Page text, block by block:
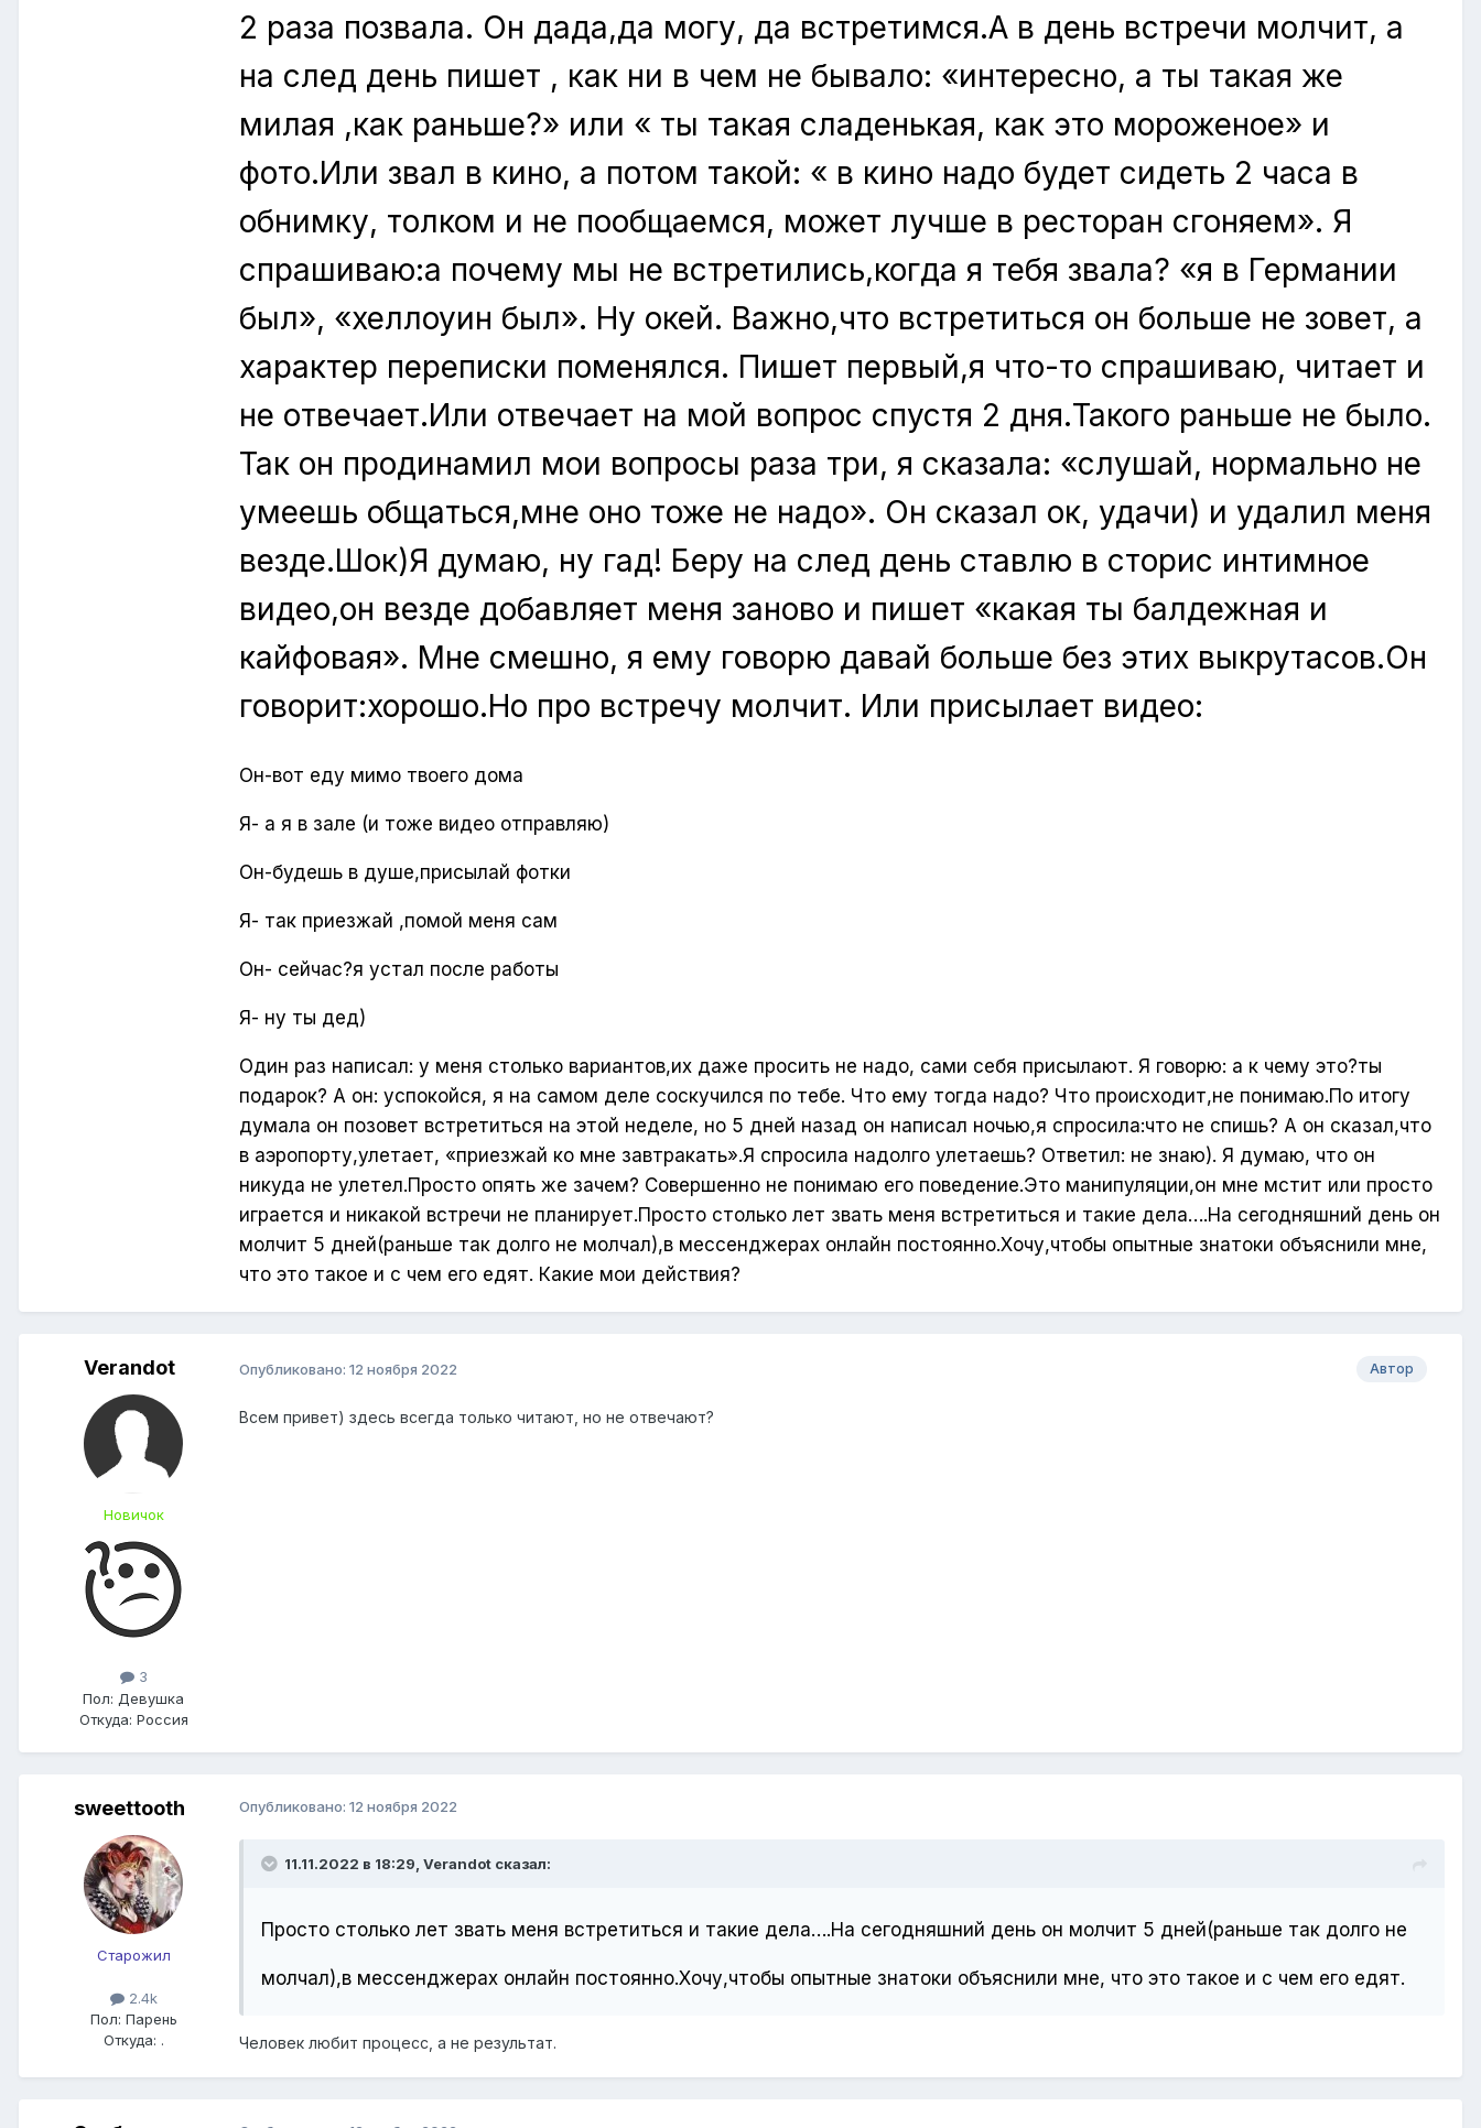
2 раза позвала. Он дада,да могу, да встретимся.А в день встречи молчит, а
на след день пишет , как ни в чем не бывало: «интересно, а ты такая же
милая ,как раньше?» или « ты такая сладенькая, как это мороженое» и
фото.Или звал в кино, а потом такой: « в кино надо будет сидеть 2 часа в
обнимку, толком и не пообщаемся, может лучше в ресторан сгоняем». Я
спрашиваю:а почему мы не встретились,когда я тебя звала? «я в Германии
был», «хеллоуин был». Ну окей. Важно,что встретиться он больше не зовет, а
характер переписки поменялся. Пишет первый,я что-то спрашиваю, читает и
не отвечает.Или отвечает на мой вопрос спустя 2 дня.Такого раньше не было.
Так он продинамил мои вопросы раза три, я сказала: «слушай, нормально не
умеешь общаться,мне оно тоже не надо». Он сказал ок, удачи) и удалил меня
везде.Шок)Я думаю, ну гад! Беру на след день ставлю в сторис интимное
видео,он везде добавляет меня заново и пишет «какая ты балдежная и
кайфовая». Мне смешно, я ему говорю давай больше без этих выкрутасов.Он
говорит:хорошо.Но про встречу молчит. Или присылает видео:
Он-вот еду мимо твоего дома
Я- а я в зале (и тоже видео отправляю)
Он-будешь в душе,присылай фотки
Я- так приезжай ,помой меня сам
Он- сейчас?я устал после работы
Я- ну ты дед)
Один раз написал: у меня столько вариантов,их даже просить не надо, сами себя присылают. Я говорю: а к чему это?ты
подарок? А он: успокойся, я на самом деле соскучился по тебе. Что ему тогда надо? Что происходит,не понимаю.По итогу
думала он позовет встретиться на этой неделе, но 5 дней назад он написал ночью,я спросила:что не спишь? А он сказал,что
в аэропорту,улетает, «приезжай ко мне завтракать».Я спросила надолго улетаешь? Ответил: не знаю). Я думаю, что он
никуда не улетел.Просто опять же зачем? Совершенно не понимаю его поведение.Это манипуляции,он мне мстит или просто
играется и никакой встречи не планирует.Просто столько лет звать меня встретиться и такие дела….На сегодняшний день он
молчит 5 дней(раньше так долго не молчал),в мессенджерах онлайн постоянно.Хочу,чтобы опытные знатоки объяснили мне,
что это такое и с чем его едят. Какие мои действия?
Verandot
Новичок
3
Пол: Девушка
Откуда: Россия
Автор
Опубликовано: 12 ноября 2022
Всем привет) здесь всегда только читают, но не отвечают?
sweettooth
Старожил
2.4k
Пол: Парень
Откуда: .
Опубликовано: 12 ноября 2022
11.11.2022 в 18:29, Verandot сказал:
Просто столько лет звать меня встретиться и такие дела….На сегодняшний день он молчит 5 дней(раньше так долго не
молчал),в мессенджерах онлайн постоянно.Хочу,чтобы опытные знатоки объяснили мне, что это такое и с чем его едят.
Человек любит процесс, а не результат.